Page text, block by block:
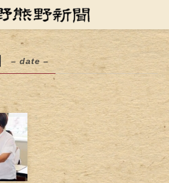
– date –